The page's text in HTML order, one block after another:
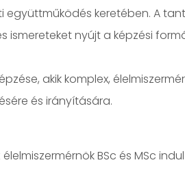
keretében. A
nyújt a képzési
akik komplex,
és irányítására.
BSc és MSc